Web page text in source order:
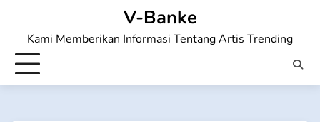
content
V-Banke
Kami Memberikan Informasi Tentang Artis Trending